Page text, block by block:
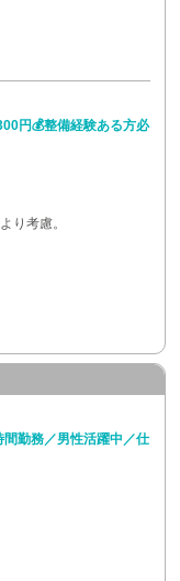
円💰整備経験ある方必
り考慮。
間勤務／男性活躍中／仕